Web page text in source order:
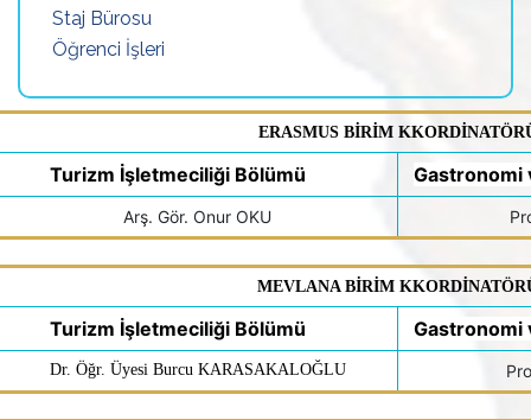
Staj Bürosu
Öğrenci İşleri
ERASMUS BİRİM
Turizm İşletmeciliği Bölümü Gastronomi
Arş. Gör. Onur OKU
MEVLANA BİRİM
Turizm İşletmeciliği Bölümü Gastronomi
Dr. Öğr. Üyesi Burcu KARASAKALOĞLU